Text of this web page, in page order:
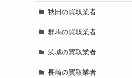
秋田の買取業者
群馬の買取業者
茨城の買取業者
長崎の買取業者